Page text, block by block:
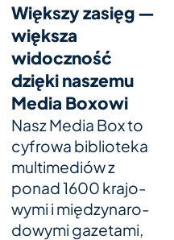
Większy zasięg —
większa
widoczność
dzięki naszemu
Media Boxowi
Nasz Media Box to
cyfrowa biblio­teka
mul­ti­me­diów z
ponad 1600 kra­jo­
wymi i międ­zy­n­a­ro­
do­wymi gaze­t­ami,